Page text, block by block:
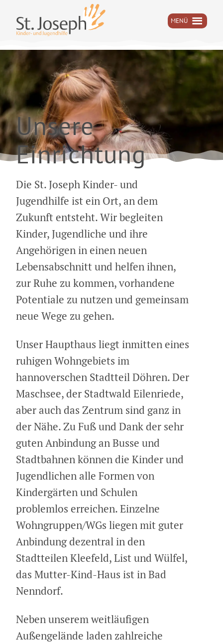
Skip
content
MENÜ
Unsere
Einrichtung
Die St. Joseph Kinder- und
Jugendhilfe ist ein Ort, an dem
Zukunft entsteht. Wir begleiten
Kinder, Jugendliche und ihre
Angehörigen in einen neuen
Lebensabschnitt und helfen ihnen,
zur Ruhe zu kommen, vorhandene
Potentiale zu nutzen und gemeinsam
neue Wege zu gehen.
Unser Haupthaus liegt inmitten eines
ruhigen Wohngebiets im
hannoverschen Stadtteil Döhren. Der
Maschsee, der Stadtwald Eilenriede,
aber auch das Zentrum sind ganz in
der Nähe. Zu Fuß und Dank der sehr
guten Anbindung an Busse und
Stadtbahnen können die Kinder und
Jugendlichen alle Formen von
Kindergärten und Schulen
problemlos erreichen. Einzelne
Wohngruppen/WGs liegen mit guter
Anbindung dezentral in den
Stadtteilen Kleefeld, List und Wülfel,
das Mutter-Kind-Haus ist in Bad
Nenndorf.
Neben unserem weitläufigen
Außengelände laden zahlreiche